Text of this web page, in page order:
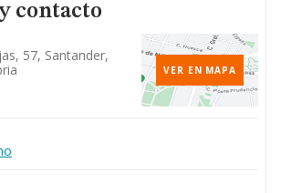
contacto
57, Santander,
VER EN MAPA